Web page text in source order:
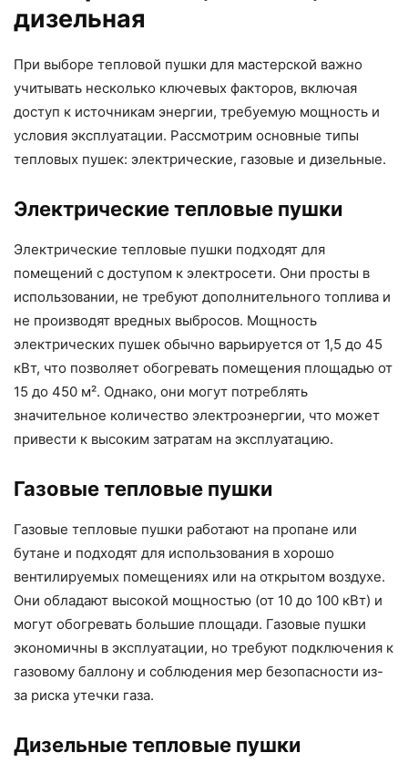
дизельная
При выборе тепловой пушки для мастерской важно
учитывать несколько ключевых факторов, включая
доступ к источникам энергии, требуемую мощность и
условия эксплуатации. Рассмотрим основные типы
тепловых пушек: электрические, газовые и дизельные.
Электрические тепловые пушки
Электрические тепловые пушки подходят для
помещений с доступом к электросети. Они просты в
использовании, не требуют дополнительного топлива и
не производят вредных выбросов. Мощность
электрических пушек обычно варьируется от 1,5 до 45
кВт, что позволяет обогревать помещения площадью от
15 до 450 м². Однако, они могут потреблять
значительное количество электроэнергии, что может
привести к высоким затратам на эксплуатацию.
Газовые тепловые пушки
Газовые тепловые пушки работают на пропане или
бутане и подходят для использования в хорошо
вентилируемых помещениях или на открытом воздухе.
Они обладают высокой мощностью (от 10 до 100 кВт) и
могут обогревать большие площади. Газовые пушки
экономичны в эксплуатации, но требуют подключения к
газовому баллону и соблюдения мер безопасности из-
за риска утечки газа.
Дизельные тепловые пушки